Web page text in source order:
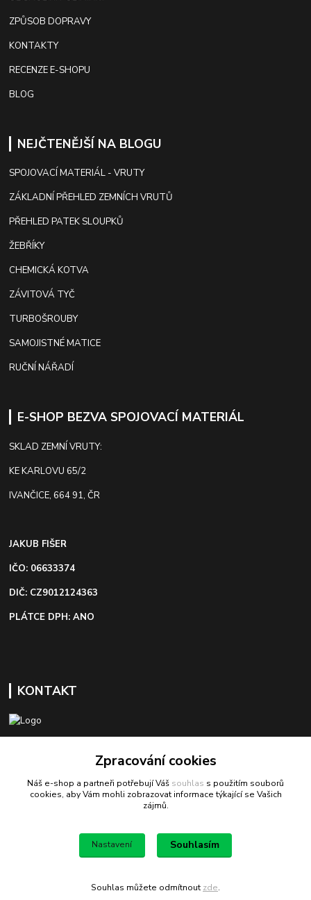
ZPŮSOB DOPRAVY
KONTAKTY
RECENZE E-SHOPU
BLOG
NEJČTENĚJŠÍ NA BLOGU
SPOJOVACÍ MATERIÁL - VRUTY
ZÁKLADNÍ PŘEHLED ZEMNÍCH VRUTŮ
PŘEHLED PATEK SLOUPKŮ
ŽEBŘÍKY
CHEMICKÁ KOTVA
ZÁVITOVÁ TYČ
TURBOŠROUBY
SAMOJISTNÉ MATICE
RUČNÍ NÁŘADÍ
E-SHOP BEZVA SPOJOVACÍ MATERIÁL
SKLAD ZEMNÍ VRUTY:
KE KARLOVU 65/2
IVANČICE, 664 91, ČR
JAKUB FIŠER
IČO: 06633374
DIČ: CZ9012124363
PLÁTCE DPH: ANO
KONTAKT
+420 603 418 822
odbyt@bezva-spojovacimaterial.cz
Bezva spojovací materiál
Zpracování cookies
Náš e-shop a partneři potřebují Váš souhlas s použitím souborů
cookies, aby Vám mohli zobrazovat informace týkající se Vašich
zájmů.
Nastavení Souhlasím
Souhlas můžete odmítnout zde.